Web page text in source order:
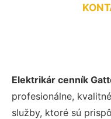
Elektrikár cenník
profesionálne,
služby, ktoré sú